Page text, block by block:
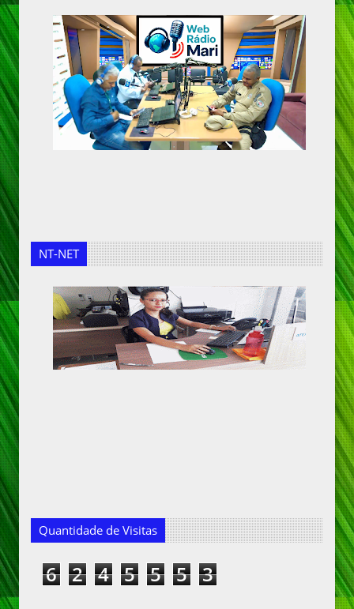
NT-NET
Quantidade de Visitas
6 2 4 5 5 5 3